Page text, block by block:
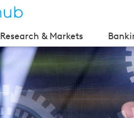
Research & Markets